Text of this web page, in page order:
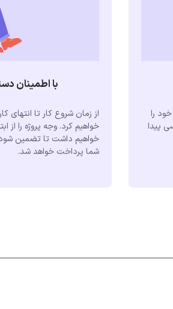
را
پیدا
با اطمینان
از زمان شروع کار تا انتهای
خواهیم کرد. وجه پروژه را از
خواهیم داشت تا تضمین
شما پرداخت خواهد شد.